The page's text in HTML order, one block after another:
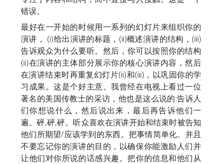
错误。
最好在一开始的时候用一系列的幻灯片来组织你的
演讲， (i)给出演讲的标题，(ii)概述演讲的结构，(iii)
告诉观众为什么要听。然后，你可以按照你的结构
(ii)在演讲的主体部分展示你的核心演讲内容，然后
在演讲结束时再重复幻灯片(ii)和(iii)，以巩固你的学
习成果。这是个好主意。我曾经在电视上看过一位
著名的美国传教士的采访，他也是这么说的:告诉人
们你想说什么，然后说出来，最后再告诉他们一
遍。砰,砰,砰。听众喜欢在演讲开始和结束时被告知
他们所期望/应该学到的东西。把事情简单化。并且
不要忘记你的演讲的目的，以确保你能激励人们并
让他们对你所说的话感兴趣。把你的信息和他们从